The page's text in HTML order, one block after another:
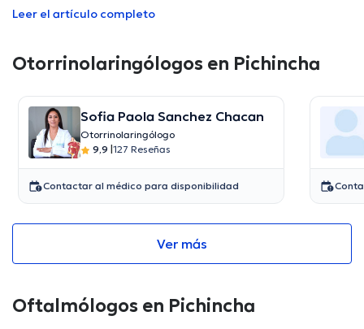
Leer el artículo completo
Otorrinolaringólogos en Pichincha
Sofia Paola Sanchez Chacan
Otorrinolaringólogo
9,9 |127 Reseñas
Contactar al médico para disponibilidad
Ver más
Oftalmólogos en Pichincha